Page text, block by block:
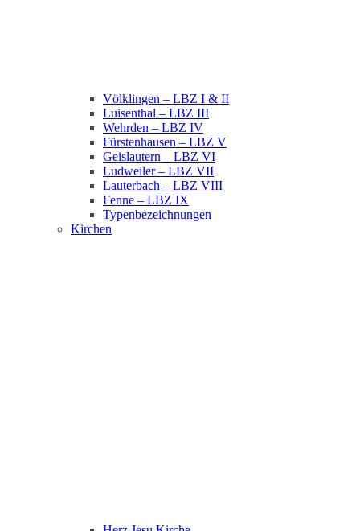
Völklingen – LBZ I & II
Luisenthal – LBZ III
Wehrden – LBZ IV
Fürstenhausen – LBZ V
Geislautern – LBZ VI
Ludweiler – LBZ VII
Lauterbach – LBZ VIII
Fenne – LBZ IX
Typenbezeichnungen
Kirchen